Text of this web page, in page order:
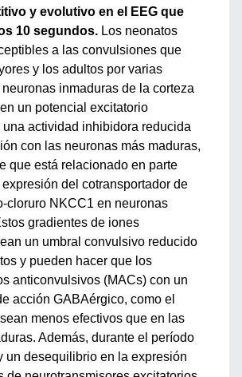
y evolutivo en el EEG que
10 segundos. Los neonatos
a las convulsiones que
y los adultos por varias
inmaduras de la corteza
un potencial excitatorio
una actividad inhibidora reducida
con las neuronas más maduras,
que está relacionado en parte
del cotransportador de
cloruro NKCC1 en neuronas
gradientes de iones
un umbral convulsivo reducido
y pueden hacer que los
anticonvulsivos (MACs) con un
acción GABAérgico, como el
menos efectivos que en las
Además, durante el período
un desequilibrio en la expresión